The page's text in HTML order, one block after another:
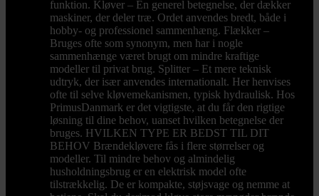
funktion. Kløver – En generel betegnelse, der dækker
maskiner, der deler træ. Ordet anvendes bredt, både i
hobby- og professionel sammenhæng. Flækker –
Bruges ofte som synonym, men har i nogle
sammenhænge været brugt om mindre kraftige
modeller til privat brug. Splitter – Et mere teknisk
udtryk, der især anvendes internationalt. Her henvises
ofte til selve kløvemekanismen, typisk hydraulisk. Hos
PrimusDanmark er det vigtigste, at du får den rigtige
løsning til dine behov, uanset hvilken betegnelse der
bruges. HVILKEN TYPE ER BEDST TIL DIT
BEHOV Brændekløvere fås i flere størrelser og
modeller. Til mindre behov og almindelig
husholdningsbrug er en elektrisk model ofte
tilstrækkelig. De er kompakte, støjsvage og nemme at